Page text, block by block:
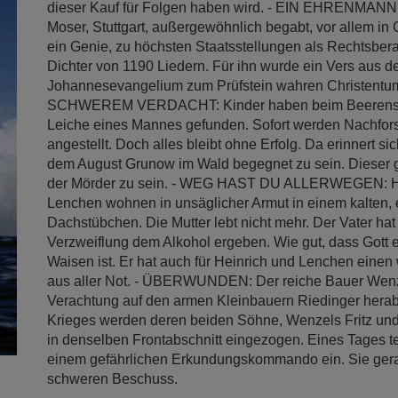
dieser Kauf für Folgen haben wird. - EIN
Moser, Stuttgart, außergewöhnlich begabt, vor allem in
ein Genie, zu höchsten Staatsstellungen als
Dichter von 1190 Liedern. Für ihn wurde ein Vers aus
Johannesevangelium zum Prüfstein wahren
SCHWEREM VERDACHT: Kinder haben beim
Leiche eines Mannes gefunden. Sofort werden
angestellt. Doch alles bleibt ohne Erfolg. Da erinnert
dem August Grunow im Wald begegnet zu sein. Dieser
der Mörder zu sein. - WEG HAST DU ALLERWEGEN:
Lenchen wohnen in unsäglicher Armut in einem kalten,
Dachstübchen. Die Mutter lebt nicht mehr. Der Vater
Verzweiflung dem Alkohol ergeben. Wie gut, dass Gott
Waisen ist. Er hat auch für Heinrich und Lenchen
aus aller Not. - ÜBERWUNDEN: Der reiche Bauer
Verachtung auf den armen Kleinbauern Riedinger
Krieges werden deren beiden Söhne, Wenzels Fritz
in denselben Frontabschnitt eingezogen. Eines Tages
einem gefährlichen Erkundungskommando ein. Sie
schweren Beschuss.